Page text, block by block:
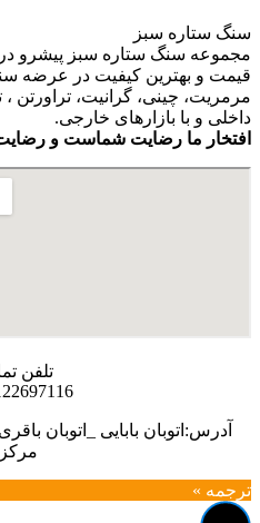
سنگ ستاره سبز
مجموعه سنگ ستاره سبز پیشرو
قیمت و بهترین کیفیت در عرضه
مرمریت، چینی، گرانیت، تراورتن ،
داخلی و با بازارهای خارجی.
افتخار ما رضایت شماست و
تلفن
آدرس:اتوبان بابایی _اتوبان
ترجمه »